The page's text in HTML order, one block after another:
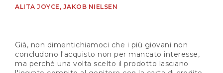
ALITA JOYCE, JAKOB NIELSEN
Già, non dimentichiamoci che i più giovani non
concludono l'acquisto non per mancato interesse,
ma perché una volta scelto il prodotto lasciano